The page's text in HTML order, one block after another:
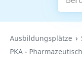
Ausbildungsplätze
PKA -